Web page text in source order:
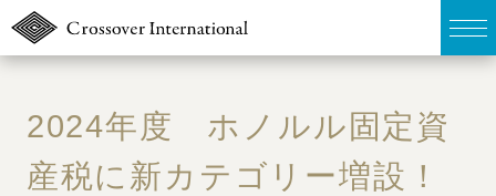
TOP
販売物件MAP
2024年度 ホノルル固定資
産税に新カテゴリー増設！